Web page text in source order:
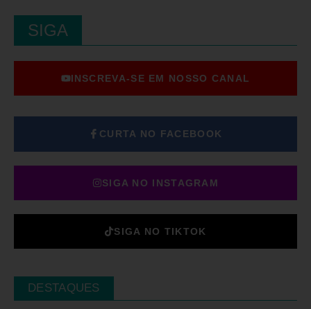
SIGA
INSCREVA-SE EM NOSSO CANAL
CURTA NO FACEBOOK
SIGA NO INSTAGRAM
SIGA NO TIKTOK
DESTAQUES